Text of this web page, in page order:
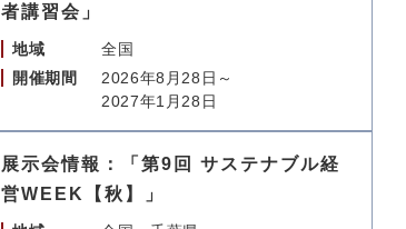
者講習会」
地域
全国
開催期間
2026年8月28日～
2027年1月28日
展示会情報：「第9回 サステナブル経
営WEEK【秋】」